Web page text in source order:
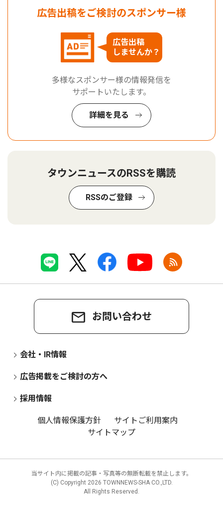
広告出稿をご検討のスポンサー様
広告出稿
しませんか？
多様なスポンサー様の情報発信を
サポートいたします。
詳細を見る
タウンニュースのRSSを購読
RSSのご登録
お問い合わせ
会社・IR情報
広告掲載をご検討の方へ
採用情報
個人情報保護方針
サイトご利用案内
サイトマップ
当サイト内に掲載の記事・写真等の無断転載を禁止します。
(C) Copyright 2026 TOWNNEWS-SHA CO.,LTD.
All Rights Reserved.